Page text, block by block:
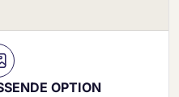
OPTION